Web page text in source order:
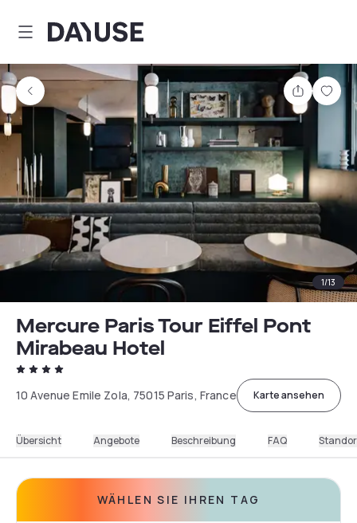
Dayuse
Teilen
1/13
Mercure Paris Tour Eiffel Pont
Mirabeau Hotel
10 Avenue Emile Zola, 75015 Paris, France Karte ansehen
Übersicht Angebote Beschreibung FAQ
WÄHLEN SIE IHREN TAG